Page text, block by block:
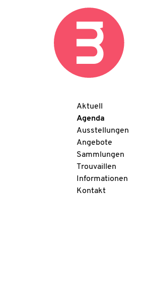
Aktuell
Agenda
Ausstellungen
Angebote
Sammlungen
Trouvaillen
Informationen
Kontakt